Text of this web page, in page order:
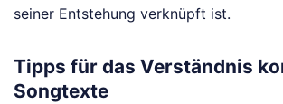
seiner Entstehung verknüpft ist.
Tipps für das Verständnis
Songtexte